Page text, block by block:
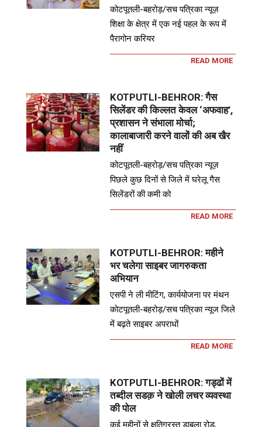
कोटपूतली-बहरोड़/सच पत्रिका न्यूज़
शिक्षा के क्षेत्र में एक नई पहल के रूप में
पैरागोन करियर
READ MORE
KOTPUTLI-BEHROR: गैस
सिलेंडर की किल्लत केवल ‘अफवाह’,
प्रशासन ने संभाला मोर्चा;
कालाबाजारी करने वालों की अब खैर
नहीं
कोटपूतली-बहरोड़/सच पत्रिका न्यूज़
पिछले कुछ दिनों से जिले में घरेलू गैस
सिलेंडरों की कमी को
READ MORE
KOTPUTLI-BEHROR: महीने
भर चलेगा साइबर जागरुकता
अभियान
एसपी ने ली मीटिंग, कार्ययोजना पर मंथन
कोटपूतली-बहरोड़/सच पत्रिका न्यूज जिले
में बढ़ते साइबर अपराधों
READ MORE
KOTPUTLI-BEHROR: गड्ढों में
तब्दील सडक़ ने खोली लचर व्यवस्था
की पोल
कई महीनों से क्षतिग्रस्त डाबला रोड़,